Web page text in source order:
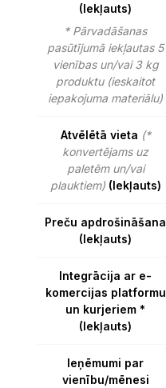
(Iekļauts)
* Pārvadāšanas
pasūtījumā iekļautas 5
vienības un/vai 3 kg
produktu (ieskaitot
iepakojuma materiālu)
Atvēlētā vieta (*
konvertējams uz
paletēm un/vai
plauktiem)(Iekļauts)
Preču apdrošināšana
(Iekļauts)
Integrācija ar e-
komercijas platformu
un kurjeriem *
(Iekļauts)
Ieņēmumi par
vienību/mēnesi